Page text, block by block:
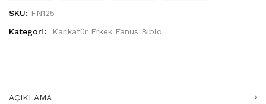
SKU: FN125
Kategori:
Karikatür Erkek Fanus Biblo
AÇIKLAMA